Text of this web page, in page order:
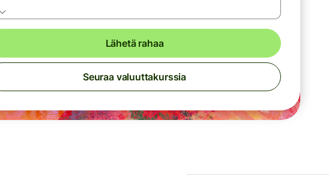
Lähetä rahaa
Seuraa valuuttakurssia